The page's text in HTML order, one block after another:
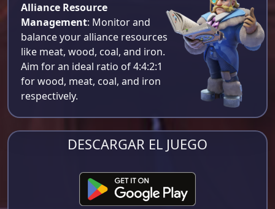
Alliance Resource
Management: Monitor and
balance your alliance resources
like meat, wood, coal, and iron.
Aim for an ideal ratio of 4:4:2:1
for wood, meat, coal, and iron
respectively​.
DESCARGAR EL JUEGO